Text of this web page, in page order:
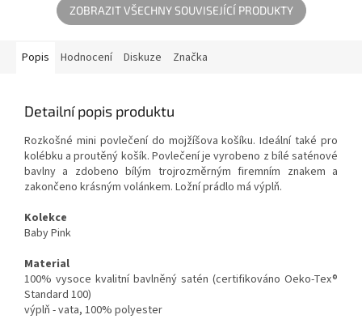
ZOBRAZIT VŠECHNY SOUVISEJÍCÍ PRODUKTY
Popis Hodnocení Diskuze Značka
Detailní popis produktu
Rozkošné mini povlečení do mojžíšova košíku. Ideální také pro
kolébku a proutěný košík. Povlečení je vyrobeno z bílé saténové
bavlny a zdobeno bílým trojrozměrným firemním znakem a
zakončeno krásným volánkem. Ložní prádlo má výplň.
Kolekce
Baby Pink
Material
100% vysoce kvalitní bavlněný satén (certifikováno Oeko-Tex®
Standard 100)
výplň - vata, 100% polyester